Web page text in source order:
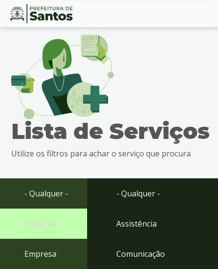
Ir
busca
Ir
rodapé
Conteúdo
Lista de Serviços
Utilize os filtros para achar o serviço que procura
- Qualquer -
Cidadão
Empresa
- Qualquer -
Assistência
Comunicação